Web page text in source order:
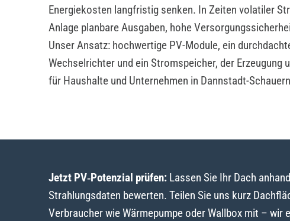
Energiekosten langfristig senken. In Zeiten volatiler
Anlage planbare Ausgaben, hohe
Unser Ansatz: hochwertige PV-Module, ein
Wechselrichter und ein Stromspeicher, der Erzeugung
für Haushalte und Unternehmen in Dannstadt-
Jetzt PV‑Potenzial prüfen:Lassen Sie Ihr Dach
Strahlungsdaten bewerten. Teilen Sie uns kurz
Verbraucher wie Wärmepumpe oder Wallbox mit – wir